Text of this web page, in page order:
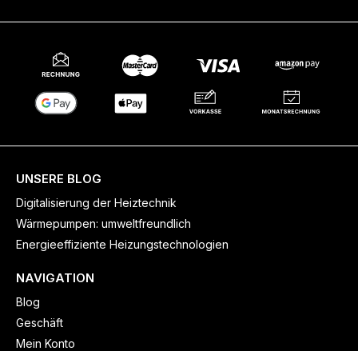
UNSERE BLOG
Digitalisierung der Heiztechnik
Wärmepumpen: umweltfreundlich
Energieeffiziente Heizungstechnologien
NAVIGATION
Blog
Geschäft
Mein Konto